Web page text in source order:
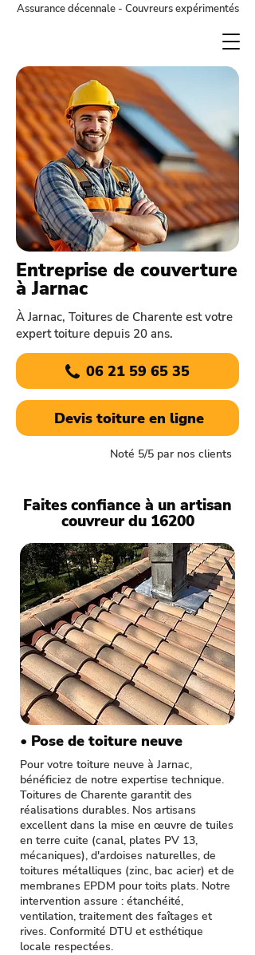
Assurance décennale - Couvreurs expérimentés
Entreprise de couverture
à Jarnac
À Jarnac, Toitures de Charente est votre
expert toiture depuis 20 ans.
06 21 59 65 35
Devis toiture en ligne
Noté 5/5 par nos clients
Faites confiance à un artisan
couvreur du 16200
• Pose de toiture neuve
Pour votre toiture neuve à Jarnac,
bénéficiez de notre expertise technique.
Toitures de Charente garantit des
réalisations durables. Nos artisans
excellent dans la mise en œuvre de tuiles
en terre cuite (canal, plates PV 13,
mécaniques), d'ardoises naturelles, de
toitures métalliques (zinc, bac acier) et de
membranes EPDM pour toits plats. Notre
intervention assure : étanchéité,
ventilation, traitement des faîtages et
rives. Conformité DTU et esthétique
locale respectées.